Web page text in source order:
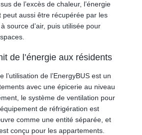
de l’excès de chaleur, l’énergie
peut aussi être récupérée par les
source d’air, puis utilisée pour
de l’énergie aux résidents
l’utilisation de l’EnergyBUS est un
avec une épicerie au niveau
le système de ventilation pour
de réfrigération est
comme une entité séparée, et
conçu pour les appartements.